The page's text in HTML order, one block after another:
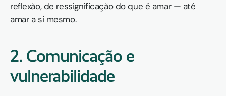
reflexão, de ressignificação do que é amar — até
amar a si mesmo.
2. Comunicação e
vulnerabilidade